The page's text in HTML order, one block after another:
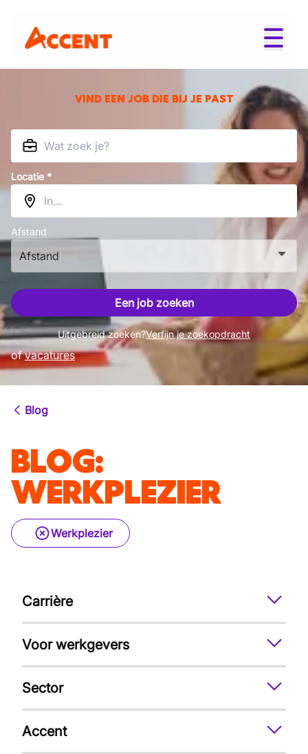
VIND EEN JOB DIE BIJ JE PAST
Locatie *
Afstand
Afstand
Een job zoeken
Uitgebreid zoeken?Verfijn je zoekopdracht
of vacatures
Blog
BLOG:
WERKPLEZIER
Werkplezier
Carrière
Voor werkgevers
Sector
Accent